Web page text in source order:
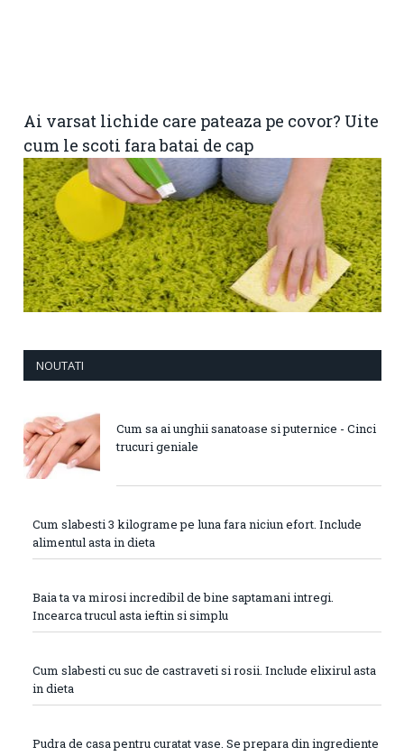
Ai varsat lichide care pateaza pe covor? Uite
cum le scoti fara batai de cap
NOUTATI
Cum sa ai unghii sanatoase si puternice - Cinci
trucuri geniale
Cum slabesti 3 kilograme pe luna fara niciun efort. Include
alimentul asta in dieta
Baia ta va mirosi incredibil de bine saptamani intregi.
Incearca trucul asta ieftin si simplu
Cum slabesti cu suc de castraveti si rosii. Include elixirul asta
in dieta
Pudra de casa pentru curatat vase. Se prepara din ingrediente